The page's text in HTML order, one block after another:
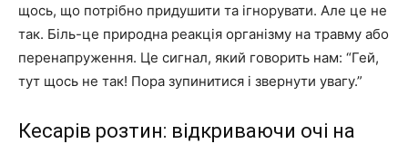
щось, що потрібно придушити та ігнорувати. Але це не
так. Біль-це природна реакція організму на травму або
перенапруження. Це сигнал, який говорить нам: “Гей,
тут щось не так! Пора зупинитися і звернути увагу.”
Кесарів розтин: відкриваючи очі на